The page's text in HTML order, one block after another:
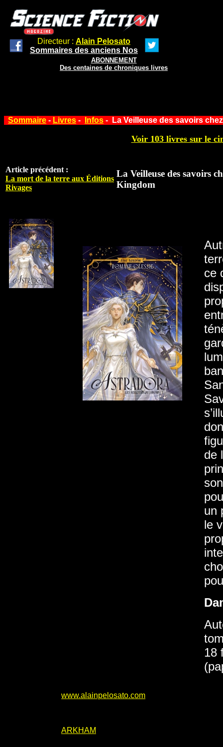
Directeur : Alain Pelosato
Sommaires des anciens Nos
ABONNEMENT
Des centaines de chroniques livres
Sommaire - Livres - Infos - La Veilleuse des savoirs
Voir 103 livres sur le
Article précédent :
La mort de la terre aux Éditions
Rivages
La Veilleuse des savoirs
Kingdom
ce
de
un
le
18
www.alainpelosato.com
ARKHAM